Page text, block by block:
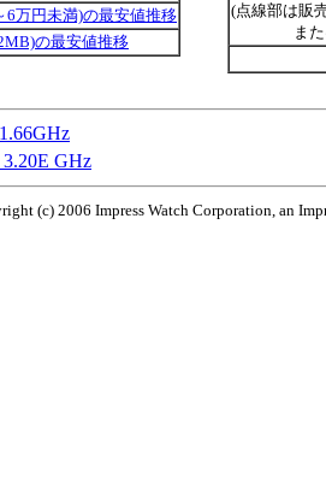
6万円未満)の最安値推移
の最安値推移
(点線部は販
ま
3.20E GHz
(c) 2006 Impress Watch Corporation, an